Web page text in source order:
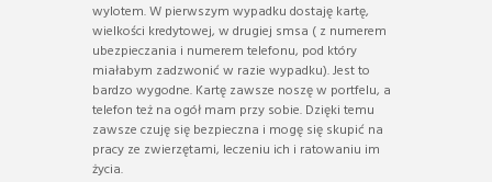
wylotem. W pierwszym wypadku dostaję kartę,
wielkości kredytowej, w drugiej smsa ( z numerem
ubezpieczania i numerem telefonu, pod który
miałabym zadzwonić w razie wypadku). Jest to
bardzo wygodne. Kartę zawsze noszę w portfelu, a
telefon też na ogół mam przy sobie. Dzięki temu
zawsze czuję się bezpieczna i mogę się skupić na
pracy ze zwierzętami, leczeniu ich i ratowaniu im
życia.